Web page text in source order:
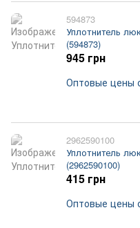
594873
Уплотнитель
(594873)
945 грн
Оптовые цены
2962590100
Уплотнитель
(2962590100)
415 грн
Оптовые цены